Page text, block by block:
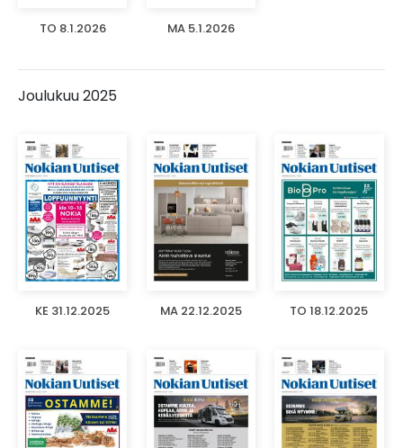
TO 8.1.2026 MA 5.1.2026
Joulukuu 2025
KE 31.12.2025 MA 22.12.2025 TO 18.12.2025